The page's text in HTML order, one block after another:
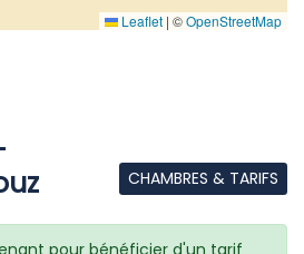
Leaflet | ©OpenStreetMap
CHAMBRES & TARIFS
pour bénéficier d'un tarif